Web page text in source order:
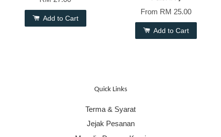
Add to Cart
From RM 25.00
Add to Cart
Quick Links
Terma & Syarat
Jejak Pesanan